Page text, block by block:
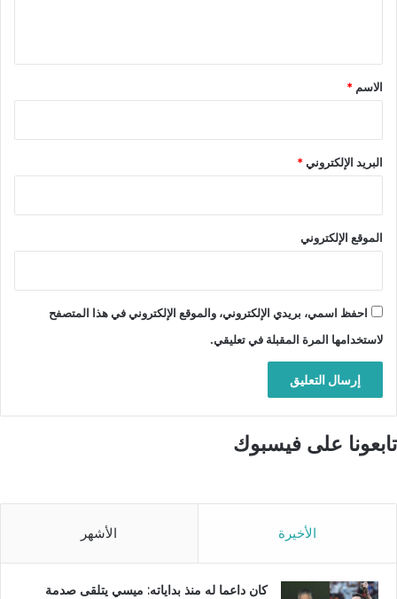
*
الاسم *
البريد الإلكتروني*
الموقع الإلكتروني
احفظ اسمي، بريدي الإلكتروني، والموقع الإلكتروني في هذا المتصفح
لاستخدامها المرة المقبلة في تعليقي.
تابعونا على فيسبوك
الأخيرة الأشهر
كان داعما له منذ بداياته: ميسي يتلقى صدمة